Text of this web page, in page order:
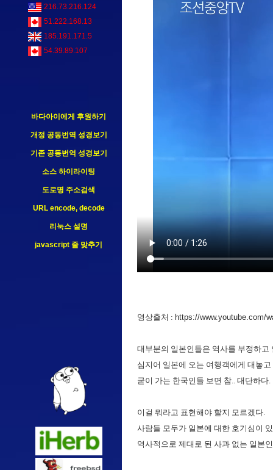
216.73.216.124
51.222.168.13
185.191.171.5
54.39.89.107
바다아이에게 후원하기
개정 공동번역 성경보기
기존 공동번역 성경보기
소스 하이라이팅
도로명 주소검색
URL encode, decode
리눅스 설명
javascript 줄 맞추기
영상출처 : https://www.youtube.com/
대부분의 일본인들은 역사를 부정하고
심지어 일본에 오는 여행객에게 대놓
굳이 가는 한국인들 보면 참.. 대단하다.
이걸 뭐라고 표현해야 할지 모르겠다.
사람들 모두가 일본에 대한 호기심이
역사적으로 제대로 된 사과 없는 일본